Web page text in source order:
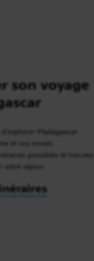
son voyage
Madagascar
et vos envies.
possibles et trouvez
votre séjour